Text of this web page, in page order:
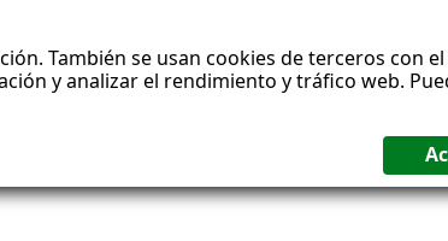
También se usan cookies de terceros con
y analizar el rendimiento y tráfico web.